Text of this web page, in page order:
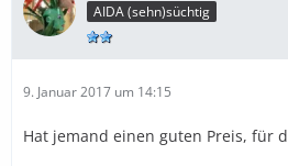
AIDA (sehn)süchtig
9. Januar 2017 um 14:15
Hat jemand einen guten Preis, für